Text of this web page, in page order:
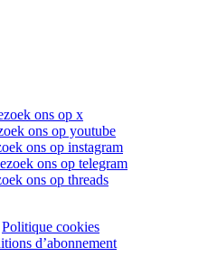
ons op x
ons op youtube
ons op instagram
ons op telegram
ons op threads
Politique cookies
d’abonnement